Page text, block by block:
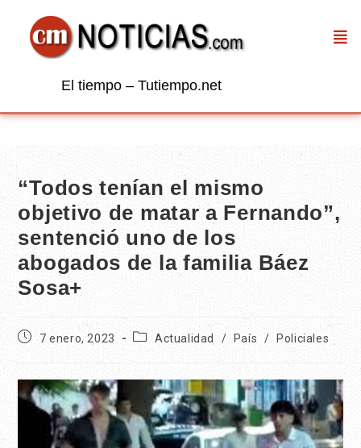
El tiempo – Tutiempo.net
“Todos tenían el mismo
objetivo de matar a Fernando”,
sentenció uno de los
abogados de la familia Báez
Sosa+
7 enero, 2023 Actualidad / País / Policiales